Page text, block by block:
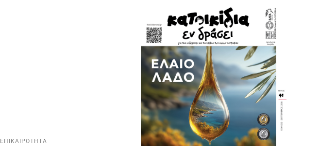
ΕΠΙΚΑΙΡΌΤΗΤΑ